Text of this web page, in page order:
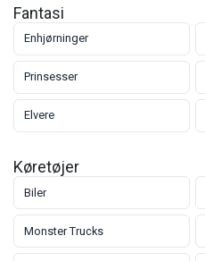
Fantasi
Enhjørninger
Prinsesser
Elvere
Køretøjer
Biler
Monster Trucks